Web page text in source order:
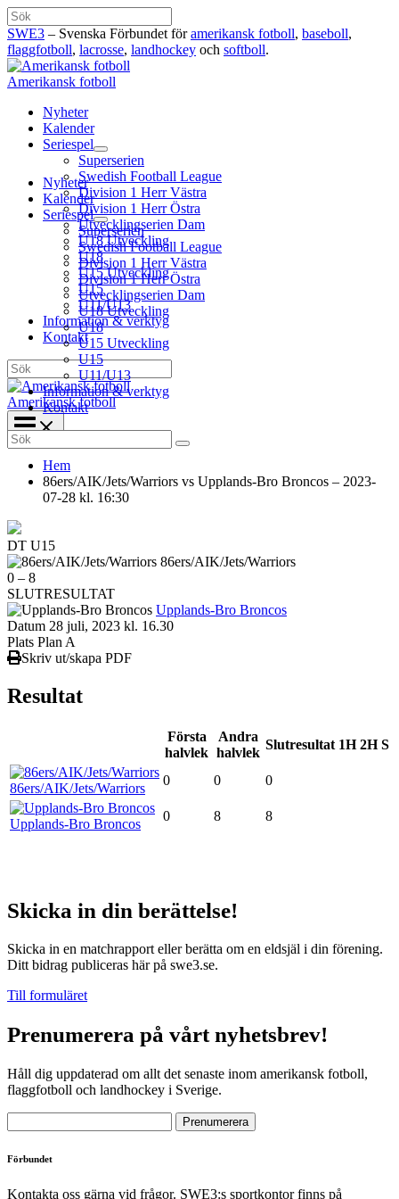
Hoppa
till
innehåll
Sök
SWE3 – Svenska Förbundet föramerikansk fotboll, baseboll,
flaggfotboll, lacrosse, landhockey och softboll.
Amerikansk fotboll
Nyheter
Kalender
Seriespel
Superserien
Swedish Football League
Division 1 Herr Västra
Division 1 Herr Östra
Utvecklingserien Dam
U18 Utveckling
U18
U15 Utveckling
U15
U11/U13
Information & verktyg
Kontakt
Sök
Amerikansk fotboll
Nyheter
Kalender
Seriespel
Superserien
Swedish Football League
Division 1 Herr Västra
Division 1 Herr Östra
Utvecklingserien Dam
U18 Utveckling
U18
U15 Utveckling
U15
U11/U13
Information & verktyg
Kontakt
Search
for:
Hem
86ers/AIK/Jets/Warriors vs Upplands-Bro Broncos – 2023-
07-28 kl. 16:30
DT U15
86ers/AIK/Jets/Warriors
0 – 8
SLUTRESULTAT
Upplands-Bro Broncos
Datum 28 juli, 2023 kl. 16.30
Plats Plan A
Skriv ut/skapa PDF
Resultat
Första
halvlek
Andra
halvlek
Slutresultat 1H 2H S
86ers/AIK/Jets/Warriors
0 0 0
Upplands-Bro Broncos
0 8 8
Skicka in din berättelse!
Skicka in en matchrapport eller berätta om en eldsjäl i din förening.
Ditt bidrag publiceras här på swe3.se.
Till formuläret
Prenumerera på vårt nyhetsbrev!
Håll dig uppdaterad om allt det senaste inom amerikansk fotboll,
flaggfotboll och landhockey i Sverige.
Förbundet
Kontakta oss gärna vid frågor. SWE3:s sportkontor finns på